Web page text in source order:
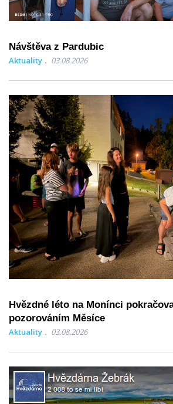
Návštěva z Pardubic
Aktuality 03.08.2026
Hvězdné léto na Monínci
pozorováním Měsíce
Aktuality 03.08.2026